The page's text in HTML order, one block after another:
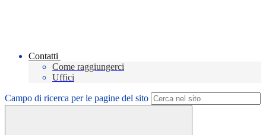
Contatti
Come raggiungerci
Uffici
Campo di ricerca per le pagine del sito